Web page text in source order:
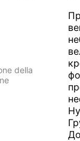
della